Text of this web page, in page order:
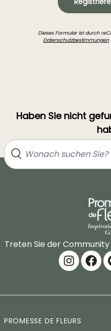
Dieses Formular ist durch
Datenschutzbestimmungen
Haben Sie nicht
Treten Sie der
PROMESSE DE FLEURS